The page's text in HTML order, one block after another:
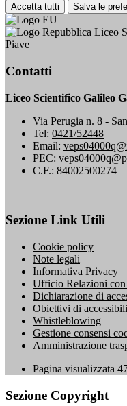
Accetta tutti Salva le
Liceo
Piave
Contatti
Liceo Scientifico Galileo
Via Perugia n. 8 -
Tel: 0421/52448
Email:
PEC:
C.F.: 84002500274
Sezione Link Utili
Cookie policy
Note legali
Informativa Privacy
Ufficio Relazioni
Dichiarazione di
Obiettivi di
Whistleblowing
Gestione consensi
Amministrazione
Pagina visualizzata
Sezione Copyright